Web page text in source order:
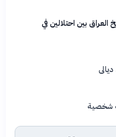
العراق بين احتلالين في